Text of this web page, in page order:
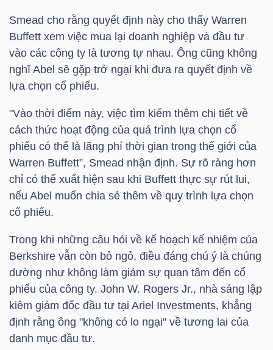
Smead cho rằng quyết định này cho thấy Warren
Buffett xem việc mua lại doanh nghiệp và đầu tư
vào các công ty là tương tự nhau. Ông cũng không
nghĩ Abel sẽ gặp trở ngại khi đưa ra quyết định về
lựa chọn cổ phiếu.
"Vào thời điểm này, việc tìm kiếm thêm chi tiết về
cách thức hoạt động của quá trình lựa chọn cổ
phiếu có thể là lãng phí thời gian trong thế giới của
Warren Buffett”, Smead nhận định. Sự rõ ràng hơn
chỉ có thể xuất hiện sau khi Buffett thực sự rút lui,
nếu Abel muốn chia sẻ thêm về quy trình lựa chọn
cổ phiếu.
Trong khi những câu hỏi về kế hoạch kế nhiệm của
Berkshire vẫn còn bỏ ngỏ, điều đáng chú ý là chúng
dường như không làm giảm sự quan tâm đến cổ
phiếu của công ty. John W. Rogers Jr., nhà sáng lập
kiêm giám đốc đầu tư tại Ariel Investments, khẳng
định rằng ông "không có lo ngại" về tương lai của
danh mục đầu tư.
thông
tài
chính
Dữ
liệu
tài
chính